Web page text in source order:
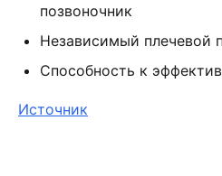
позвоночник
Независимый плечевой
Способность к
Источник